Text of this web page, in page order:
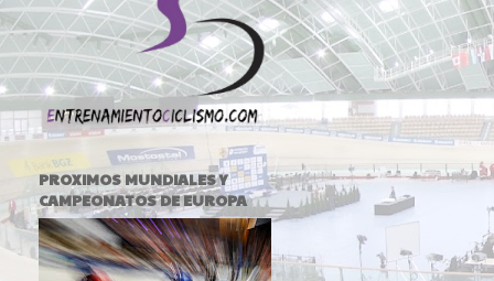
PROXIMOS MUNDIALES Y
CAMPEONATOS DE EUROPA